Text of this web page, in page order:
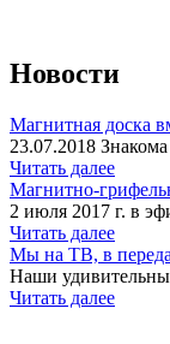
Новости
Магнитная доска
23.07.2018
Читать далее
Магнитно-
2 июля 2017 г. в
Читать далее
Мы на ТВ, в
Наши
Читать далее